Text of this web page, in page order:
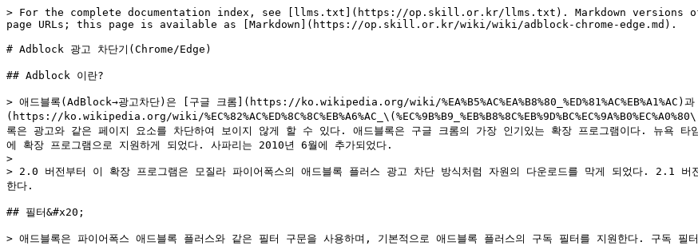
> For the complete documentation index, see [llms.txt](https://op.skill.or.kr/llms.txt). Markdown versions of
page URLs; this page is available as [Markdown](https://op.skill.or.kr/wiki/wiki/adblock-chrome-edge.md).
# Adblock 광고 차단기(Chrome/Edge)
## Adblock 이란?
> 애드블록(AdBlock→광고차단)은 [구글 크롬](https://ko.wikipedia.org/wiki/%EA%B5%AC%EA%B8%80_%ED%81%AC%EB%A1%AC)
(https://ko.wikipedia.org/wiki/
록은 광고와 같은 페이지 요소를 차단하여 보이지 않게 할 수 있다. 애드블록은 구글 크롬의 가장 인기있는 확장 프로그램이다. 뉴욕
에 확장 프로그램으로 지원하게 되었다. 사파리는 2010년 6월에 추가되었다.
>
> 2.0 버전부터 이 확장 프로그램은 모질라 파이어폭스의 애드블록 플러스 광고 차단 방식처럼 자원의 다운로드를 막게 되었다. 2.1
한다.
## 필터&#x20;
> 애드블록은 파이어폭스 애드블록 플러스와 같은 필터 구문을 사용하며, 기본적으로 애드블록 플러스의 구독 필터를 지원한다. 구독